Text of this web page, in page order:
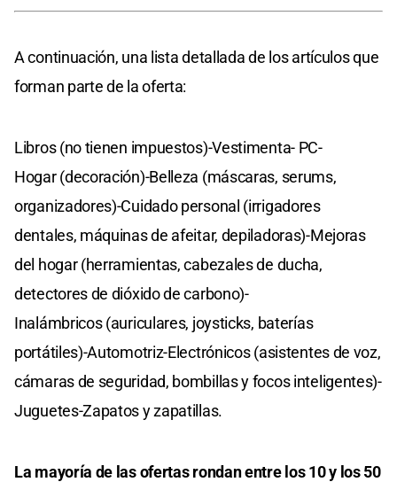
A continuación, una lista detallada de los artículos que
forman parte de la oferta:
Libros (no tienen impuestos)-Vestimenta- PC-
Hogar (decoración)-Belleza (máscaras, serums,
organizadores)-Cuidado personal (irrigadores
dentales, máquinas de afeitar, depiladoras)-Mejoras
del hogar (herramientas, cabezales de ducha,
detectores de dióxido de carbono)-
Inalámbricos (auriculares, joysticks, baterías
portátiles)-Automotriz-Electrónicos (asistentes de voz,
cámaras de seguridad, bombillas y focos inteligentes)-
Juguetes-Zapatos y zapatillas.
La mayoría de las ofertas rondan entre los 10 y los 50